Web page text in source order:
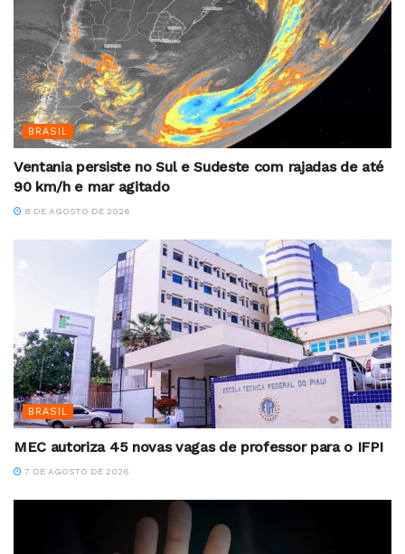
BRASIL
Ventania persiste no Sul e Sudeste com rajadas de até
90 km/h e mar agitado
8 DE AGOSTO DE 2026
BRASIL
MEC autoriza 45 novas vagas de professor para o IFPI
7 DE AGOSTO DE 2026